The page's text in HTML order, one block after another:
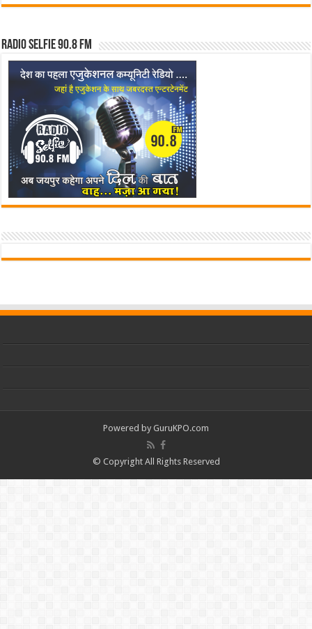
Radio Selfie 90.8 FM
Powered by GuruKPO.com
© Copyright All Rights Reserved